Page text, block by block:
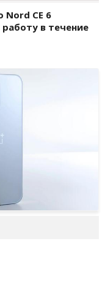
CE 6
в течение